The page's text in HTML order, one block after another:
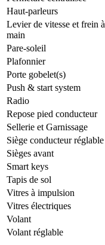
Haut-parleurs
Levier de vitesse et frein à
main
Pare-soleil
Plafonnier
Porte gobelet(s)
Push & start system
Radio
Repose pied conducteur
Sellerie et Garnissage
Siège conducteur réglable
Sièges avant
Smart keys
Tapis de sol
Vitres à impulsion
Vitres électriques
Volant
Volant réglable